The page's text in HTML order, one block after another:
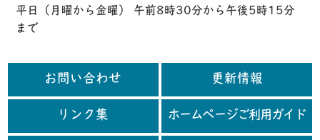
平日（月曜から金曜） 午前8時30分から午後5時15分
まで
お問い合わせ 更新情報
リンク集 ホームページご利用ガイド